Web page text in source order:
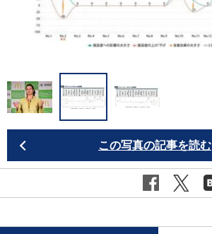
この写真の記事を読む